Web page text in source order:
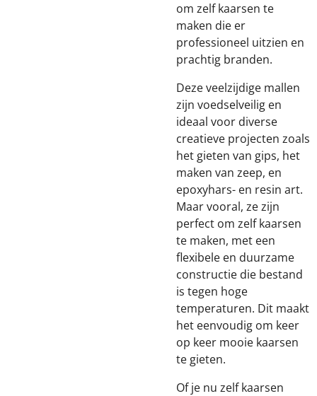
om zelf kaarsen te
maken die er
professioneel uitzien en
prachtig branden.
Deze veelzijdige mallen
zijn voedselveilig en
ideaal voor diverse
creatieve projecten zoals
het gieten van gips, het
maken van zeep, en
epoxyhars- en resin art.
Maar vooral, ze zijn
perfect om zelf kaarsen
te maken, met een
flexibele en duurzame
constructie die bestand
is tegen hoge
temperaturen. Dit maakt
het eenvoudig om keer
op keer mooie kaarsen
te gieten.
Of je nu zelf kaarsen